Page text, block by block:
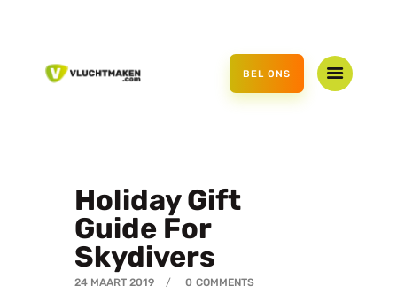
BEL ONS
CADEAUBON
Holiday Gift
Guide For
Skydivers
24 MAART 2019 0 COMMENTS